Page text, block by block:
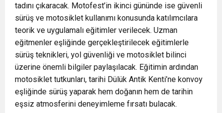
tadını çıkaracak. Motofest’in ikinci gününde ise güvenli
sürüş ve motosiklet kullanımı konusunda katılımcılara
teorik ve uygulamalı eğitimler verilecek. Uzman
eğitmenler eşliğinde gerçekleştirilecek eğitimlerle
sürüş teknikleri, yol güvenliği ve motosiklet bilinci
üzerine önemli bilgiler paylaşılacak. Eğitimin ardından
motosiklet tutkunları, tarihi Dülük Antik Kenti’ne konvoy
eşliğinde sürüş yaparak hem doğanın hem de tarihin
eşsiz atmosferini deneyimleme fırsatı bulacak.